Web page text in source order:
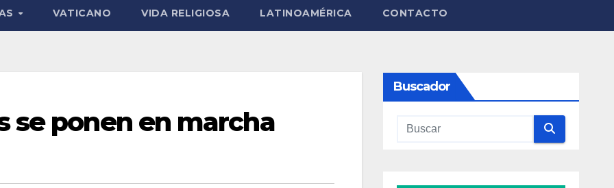
VATICANO VIDA RELIGIOSA LATINOAMÉRICA CONTACTO
se ponen en marcha
Buscador